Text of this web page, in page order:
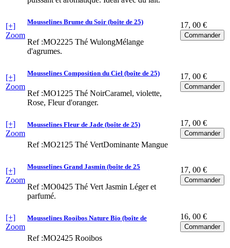
[+]
Zoom
Mousselines Brume du Soir (boîte de 25)
Ref :MO2225 Thé WulongMélange
d'agrumes.
17, 00 €
[+]
Zoom
Mousselines Composition du Ciel (boîte de 25)
Ref :MO1225 Thé NoirCaramel, violette,
Rose, Fleur d'oranger.
17, 00 €
[+]
Zoom
Mousselines Fleur de Jade (boîte de 25)
Ref :MO2125 Thé VertDominante Mangue
17, 00 €
[+]
Zoom
Mousselines Grand Jasmin (boîte de 25
Ref :MO0425 Thé Vert Jasmin Léger et
parfumé.
17, 00 €
[+]
Zoom
Mousselines Rooibos Nature Bio (boîte de
Ref :MO2425 Rooibos
16, 00 €